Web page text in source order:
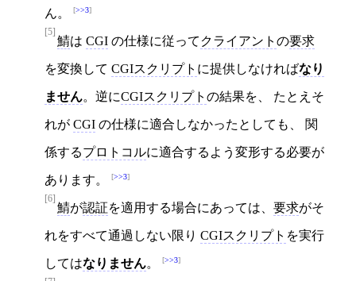
ん。 >>3
[5]
鯖は CGI の仕様に従って クライアント の要求
を変換して CGIスクリプト に提供しなければなり
ません。逆にCGIスクリプト の結果を、 たとえそ
れが CGI の仕様に適合しなかったとしても、 関
係するプロトコルに適合するよう変形する必要が
あります。 >>3
[6]
鯖が認証を適用する場合にあっては、 要求がそ
れをすべて通過しない限り CGIスクリプト を実行
してはなりません。 >>3